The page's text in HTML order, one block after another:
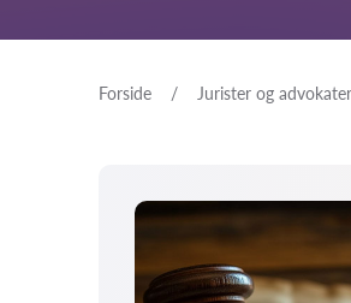
Forside Jurister og advokater